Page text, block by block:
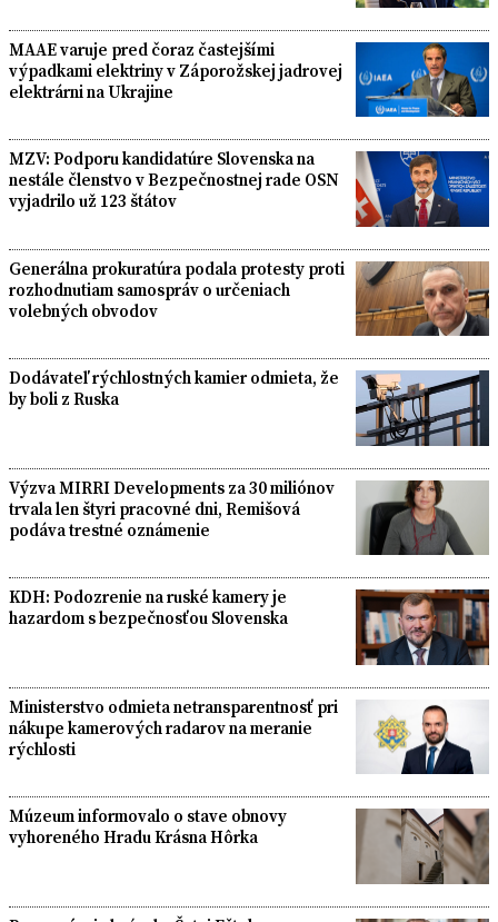
MAAE varuje pred čoraz častejšími
výpadkami elektriny v Záporožskej jadrovej
elektrárni na Ukrajine
MZV: Podporu kandidatúre Slovenska na
nestále členstvo v Bezpečnostnej rade OSN
vyjadrilo už 123 štátov
Generálna prokuratúra podala protesty proti
rozhodnutiam samospráv o určeniach
volebných obvodov
Dodávateľ rýchlostných kamier odmieta, že
by boli z Ruska
Výzva MIRRI Developments za 30 miliónov
trvala len štyri pracovné dni, Remišová
podáva trestné oznámenie
KDH: Podozrenie na ruské kamery je
hazardom s bezpečnosťou Slovenska
Ministerstvo odmieta netransparentnosť pri
nákupe kamerových radarov na meranie
rýchlosti
Múzeum informovalo o stave obnovy
vyhoreného Hradu Krásna Hôrka